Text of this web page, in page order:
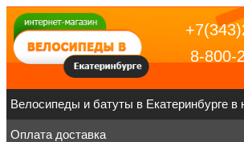
8-800-
Велосипеды и батуты в Екатеринбурге в
Оплата доставка